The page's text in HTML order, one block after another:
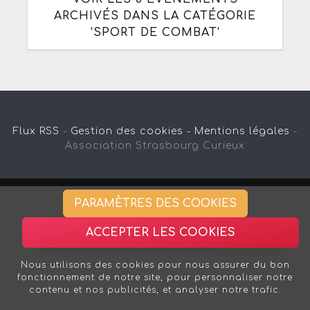
ARCHIVÉS DANS LA CATÉGORIE
'SPORT DE COMBAT'
Flux RSS - Gestion des cookies - Mentions légales -
Association Strasbourg Curieux
PARAMÈTRES DES COOKIES
ACCEPTER LES COOKIES
Nous utilisons des cookies pour nous assurer du bon
fonctionnement de notre site, pour personnaliser notre
contenu et nos publicités, et analyser notre trafic.